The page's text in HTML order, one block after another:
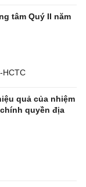
tâm Quý II năm
HCTC
quả của nhiệm
quyền địa